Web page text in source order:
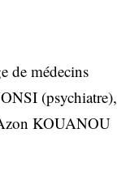
de médecins
(psychiatre),
KOUANOU